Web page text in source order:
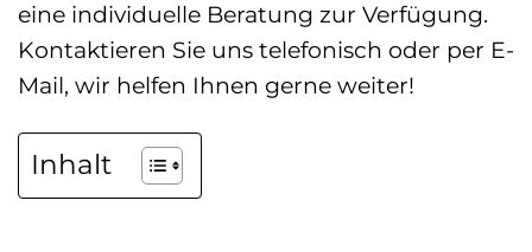
eine individuelle Beratung zur Verfügung.
Kontaktieren Sie uns telefonisch oder per E-
Mail, wir helfen Ihnen gerne weiter!
Inhalt